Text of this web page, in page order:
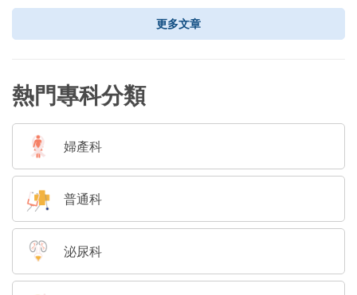
更多文章
熱門專科分類
婦產科
普通科
泌尿科